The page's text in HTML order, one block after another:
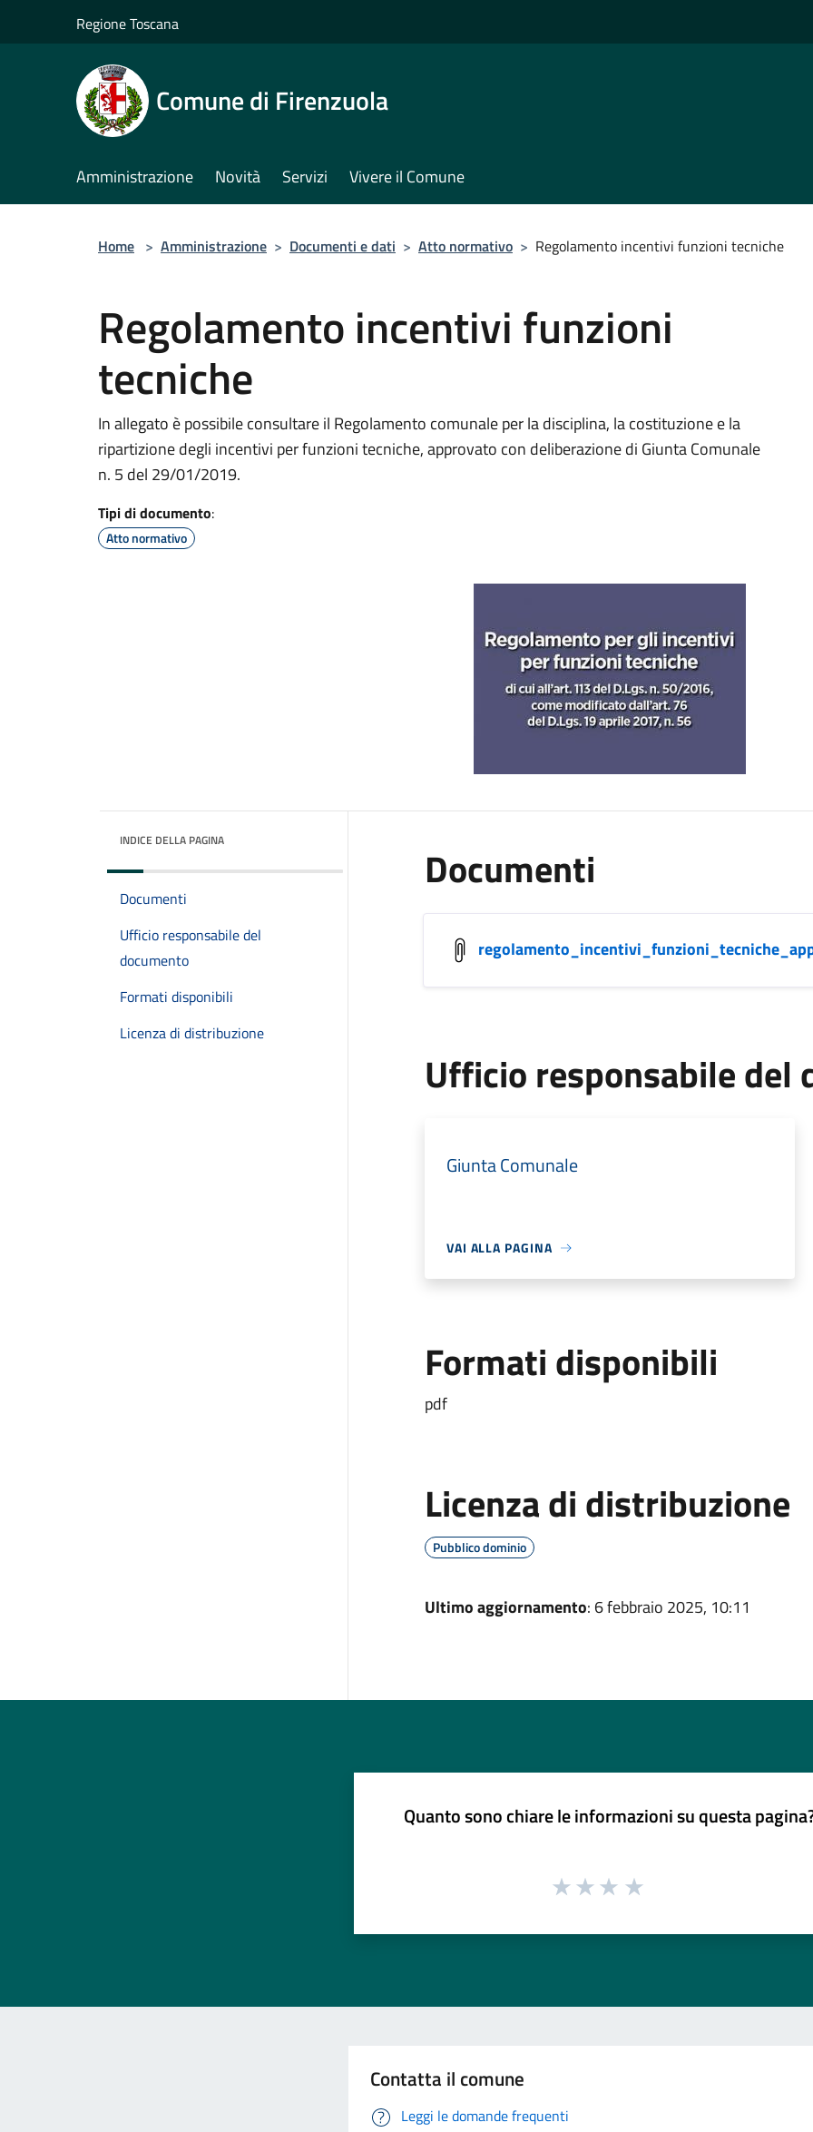
Regione Toscana
Comune di Firenzuola
Amministrazione Novità Servizi Vivere il Comune
Home > Amministrazione > Documenti e dati > Atto normativo > Regolamento incentivi funzioni tecniche
Regolamento incentivi funzioni
tecniche
In allegato è possibile consultare il Regolamento comunale per la disciplina, la costituzione e la
ripartizione degli incentivi per funzioni tecniche, approvato con deliberazione di Giunta Comunale
n. 5 del 29/01/2019.
Tipi di documento:
Atto normativo
INDICE DELLA PAGINA
Documenti
Ufficio responsabile del
documento
Formati disponibili
Licenza di distribuzione
Documenti
Ufficio responsabile del
Giunta Comunale
VAI ALLA PAGINA
Formati disponibili
pdf
Licenza di distribuzione
Pubblico dominio
Ultimo aggiornamento: 6 febbraio 2025, 10:11
Quanto sono chiare le informazioni su questa
Contatta il comune
Leggi le domande frequenti